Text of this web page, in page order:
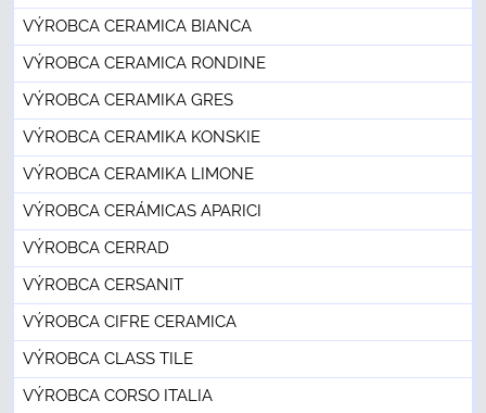
VÝROBCA CERAMICA BIANCA
VÝROBCA CERAMICA RONDINE
VÝROBCA CERAMIKA GRES
VÝROBCA CERAMIKA KONSKIE
VÝROBCA CERAMIKA LIMONE
VÝROBCA CERÁMICAS APARICI
VÝROBCA CERRAD
VÝROBCA CERSANIT
VÝROBCA CIFRE CERAMICA
VÝROBCA CLASS TILE
VÝROBCA CORSO ITALIA